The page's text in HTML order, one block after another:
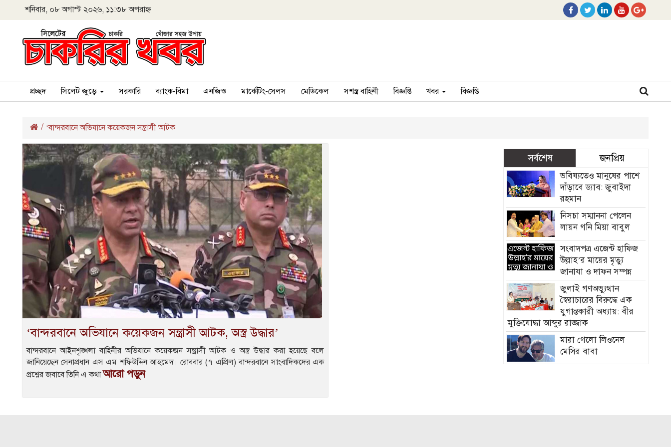
শনিবার, ০৮ অগাস্ট ২০২৬, ১১:৩৮ অপরাহ্ন
প্রচ্ছদ সিলেট জুড়ে সরকারি ব্যাংক-বিমা এনজিও মার্কেটিং-সেলস মেডিকেল সশস্ত্র বাহিনী বিজ্ঞপ্তি খবর বিজ্ঞপ্তি
/ ‘বান্দরবানে অভিযানে কয়েকজন সন্ত্রাসী আটক
‘বান্দরবানে অভিযানে কয়েকজন সন্ত্রাসী আটক, অস্ত্র উদ্ধার’
বান্দরবানে আইনশৃঙ্খলা বাহিনীর অভিযানে কয়েকজন সন্ত্রাসী আটক ও অস্ত্র উদ্ধার করা হয়েছে বলে
জানিয়েছেন সেনাপ্রধান এস এম শফিউদ্দিন আহমেদ। রোববার (৭ এপ্রিল) বান্দরবানে সাংবাদিকদের এক
প্রশ্নের জবাবে তিনি এ কথাআরো পড়ুন
সর্বশেষ জনপ্রিয়
ভবিষ্যতেও মানুষের পাশে
দাঁড়াবে ড্যাব: জুবাইদা
রহমান
নিসচা সম্মাননা পেলেন
লায়ন গনি মিয়া বাবুল
সংবাদপত্র এজেন্ট হাফিজ
উল্লাহ’র মায়ের মৃত্যু
জানাযা ও দাফন সম্পন্ন
জুলাই গণঅভ্যুত্থান
স্বৈরাচারের বিরুদ্ধে এক
যুগান্তকারী অধ্যায়: বীর
মুক্তিযোদ্ধা আব্দুর রাজ্জাক
মারা গেলো লিওনেল
মেসির বাবা